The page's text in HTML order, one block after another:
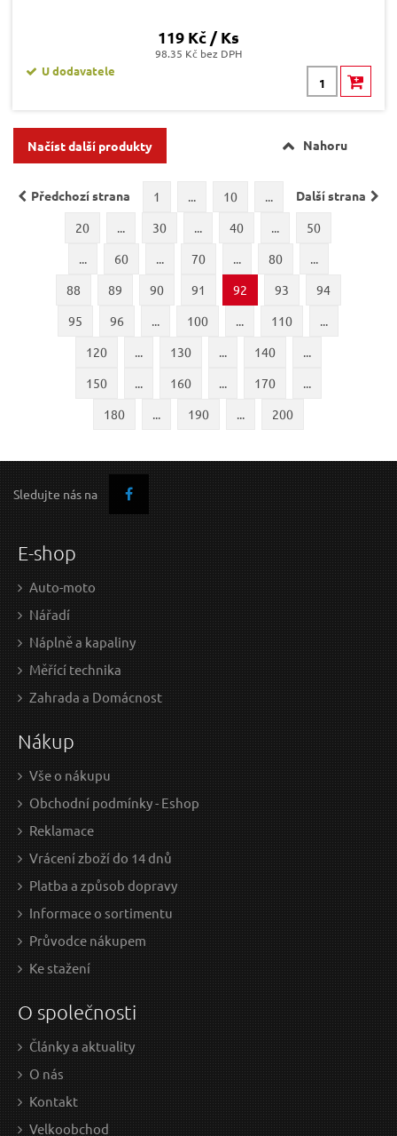
119 Kč / Ks
98.35 Kč bez DPH
U dodavatele
Načíst další produkty Nahoru
Předchozí strana Další strana
1 ... 10
...
20
... 30 ... 40 ...
50
...
60 ... 70 ... 80
...
88
89 90 91 92 93
94
95
96 ... 100 ... 110
...
120
... 130 ... 140
...
150
... 160 ... 170
...
180
... 190 ... 200
Sledujte nás na
E-shop
Auto-moto
Nářadí
Náplně a kapaliny
Měřící technika
Zahrada a Domácnost
Nákup
Vše o nákupu
Obchodní podmínky - Eshop
Reklamace
Vrácení zboží do 14 dnů
Platba a způsob dopravy
Informace o sortimentu
Průvodce nákupem
Ke stažení
O společnosti
Články a aktuality
O nás
Kontakt
Velkoobchod